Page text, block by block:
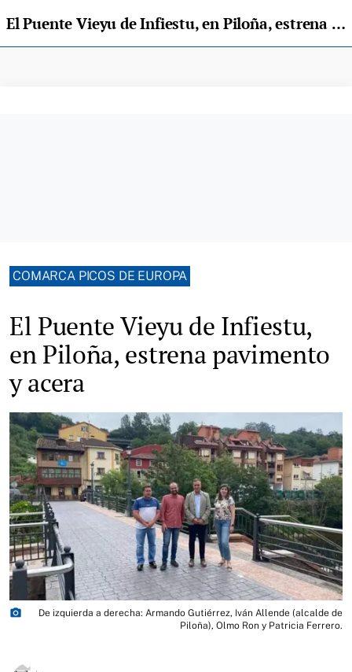
El Puente Vieyu de Infiestu, en Piloña, estrena pavimento y acera
COMARCA PICOS DE EUROPA
El Puente Vieyu de Infiestu,
en Piloña, estrena pavimento
y acera
photo_camera
De izquierda a derecha: Armando Gutiérrez, Iván Allende (alcalde de
Piloña), Olmo Ron y Patricia Ferrero.